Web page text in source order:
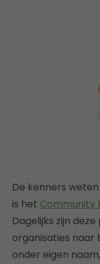
De kenners
is het Community
Dagelijks zijn
organisaties naar
onder eigen